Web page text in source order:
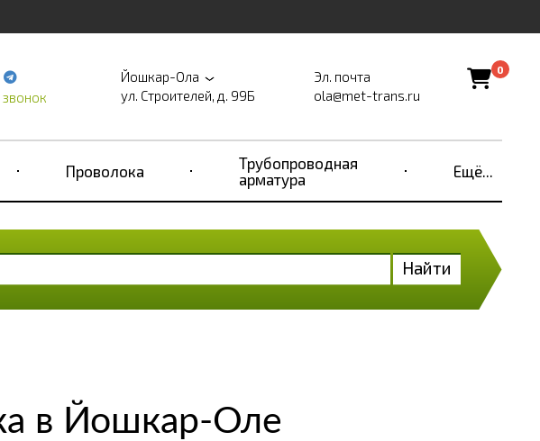
Йошкар-Ола
ул. Строителей, д. 99Б
Эл. почта
ola@met-trans.ru
0
Проволока
Трубопроводная
арматура
Ещё...
Найти
в Йошкар-Оле